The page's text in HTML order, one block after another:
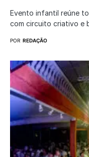
Evento infantil reúne
com circuito criativo e
POR REDAÇÃO